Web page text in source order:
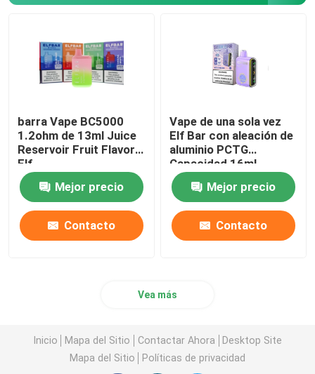
barra Vape BC5000
1.2ohm de 13ml Juice
Reservoir Fruit Flavor
Elf
Mejor precio
Contacto
Vape de una sola vez
Elf Bar con aleación de
aluminio PCTG
Capacidad 16ml
Mejor precio
Contacto
Vea más
Inicio Mapa del Sitio Contactar Ahora
Desktop Site
Mapa del Sitio
Políticas de privacidad